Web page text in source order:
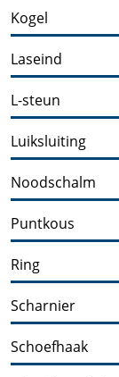
Kogel
Laseind
L-steun
Luiksluiting
Noodschalm
Puntkous
Ring
Scharnier
Schoefhaak